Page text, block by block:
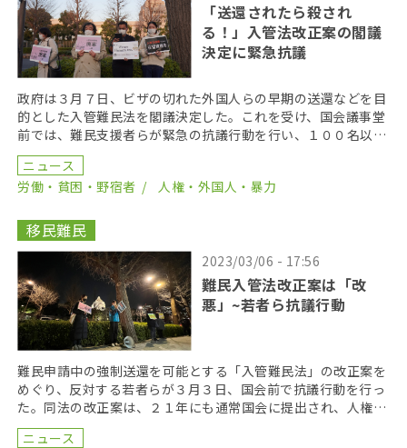
「送還されたら殺され
る！」入管法改正案の閣議
決定に緊急抗議
政府は３月７日、ビザの切れた外国人らの早期の送還などを目
的とした入管難民法を閣議決定した。これを受け、国会議事堂
前では、難民支援者らが緊急の抗議行動を行い、１００名以上
が駆けつけた。 入管問題について取組む指宿昭一弁護士 […]
ニュース
労働・貧困・野宿者
人権・外国人・暴力
移民難民
2023/03/06 - 17:56
難民入管法改正案は「改
悪」~若者ら抗議行動
難民申請中の強制送還を可能とする「入管難民法」の改正案を
めぐり、反対する若者らが３月３日、国会前で抗議行動を行っ
た。同法の改正案は、２１年にも通常国会に提出され、人権上
の問題が多いと指摘され廃案となったが、与党自民党は、 […]
ニュース